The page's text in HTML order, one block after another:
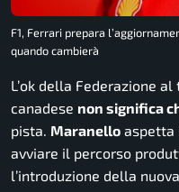
F1, Ferrari prepara
quando cambierà
L’ok della Federazione
canadese non significa
pista. Maranello aspetta
avviare il percorso
l’introduzione della